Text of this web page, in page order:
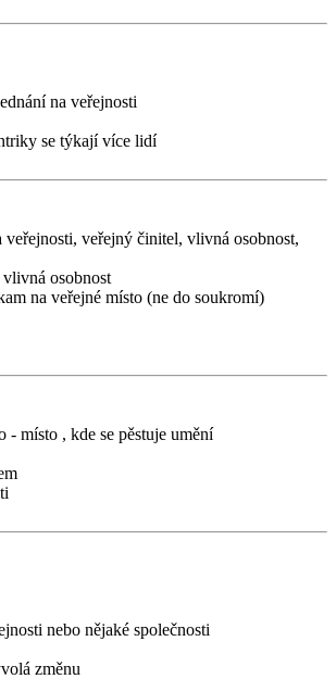
na veřejnosti
se týkají více lidí
veřejnosti, veřejný činitel, vlivná osobnost,
osobnost
na veřejné místo (ne do soukromí)
- místo , kde se pěstuje umění
nebo nějaké společnosti
změnu